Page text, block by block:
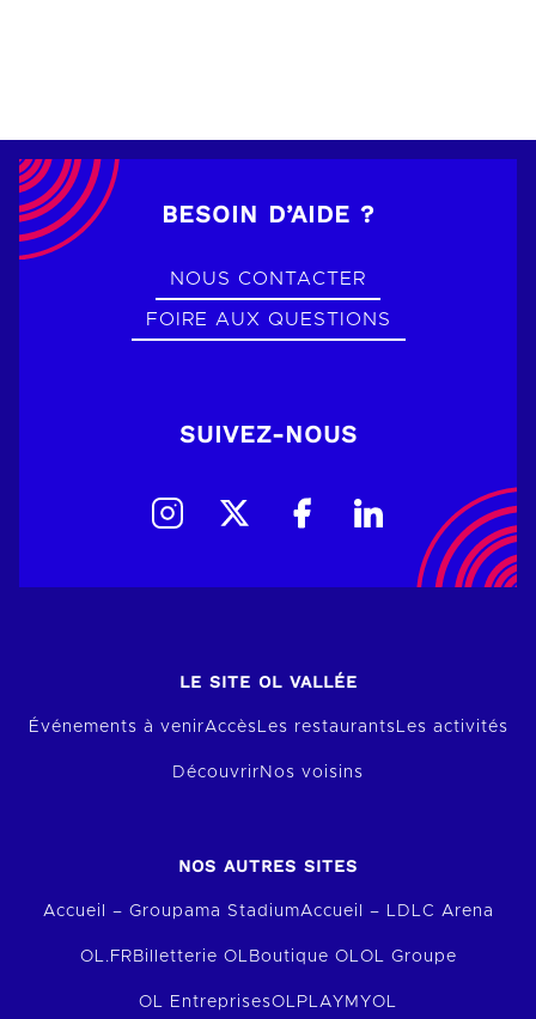
BESOIN D’AIDE ?
NOUS CONTACTER
FOIRE AUX QUESTIONS
SUIVEZ-NOUS
LE SITE OL VALLÉE
Événements à venirAccès Les restaurants Les activités
Découvrir Nos voisins
NOS AUTRES SITES
Accueil – Groupama StadiumAccueil – LDLC Arena
OL.FR Billetterie OL Boutique OL OL Groupe
OL EntreprisesOLPLAY MYOL